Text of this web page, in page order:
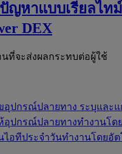
ญหาแบบเรียลไทม์
DEX
ที่จะส่งผลกระทบต่อผู้ใช้
อุปกรณ์ปลายทาง ระบุและ
อุปกรณ์ปลายทางทำงานโด
ไอทีประจำวันทำงานโดยอั